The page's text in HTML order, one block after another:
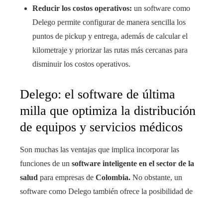
Reducir los costos operativos: un software como
Delego permite configurar de manera sencilla los
puntos de pickup y entrega, además de calcular el
kilometraje y priorizar las rutas más cercanas para
disminuir los costos operativos.
Delego: el software de última
milla que optimiza la distribución
de equipos y servicios médicos
Son muchas las ventajas que implica incorporar las
funciones de un software inteligente en el sector de la
salud para empresas de Colombia. No obstante, un
software como Delego también ofrece la posibilidad de